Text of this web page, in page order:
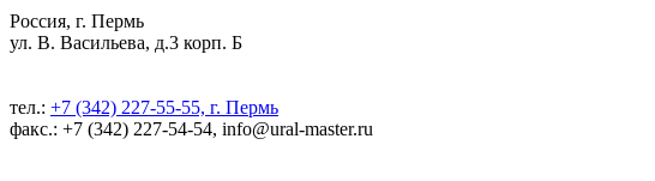
Россия, г. Пермь
ул. В. Васильева, д.3 корп. Б
тел.: +7 (342) 227-55-55, г. Пермь
факс.: +7 (342) 227-54-54, info@ural-master.ru